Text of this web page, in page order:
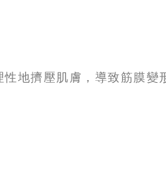
地擠壓肌膚，導致筋膜